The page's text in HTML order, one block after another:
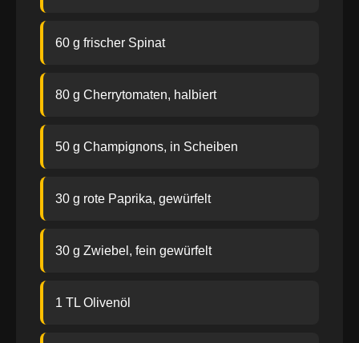
60 g frischer Spinat
80 g Cherrytomaten, halbiert
50 g Champignons, in Scheiben
30 g rote Paprika, gewürfelt
30 g Zwiebel, fein gewürfelt
1 TL Olivenöl